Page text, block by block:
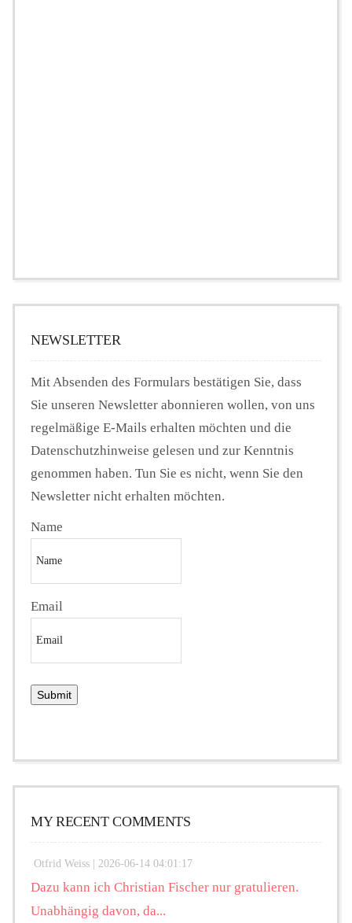
NEWSLETTER
Mit Absenden des Formulars bestätigen Sie, dass
Sie unseren Newsletter abonnieren wollen, von uns
regelmäßige E-Mails erhalten möchten und die
Datenschutzhinweise gelesen und zur Kenntnis
genommen haben. Tun Sie es nicht, wenn Sie den
Newsletter nicht erhalten möchten.
Name
Email
MY RECENT COMMENTS
Otfrid Weiss | 2026-06-14 04:01:17
Dazu kann ich Christian Fischer nur gratulieren.
Unabhängig davon, da...